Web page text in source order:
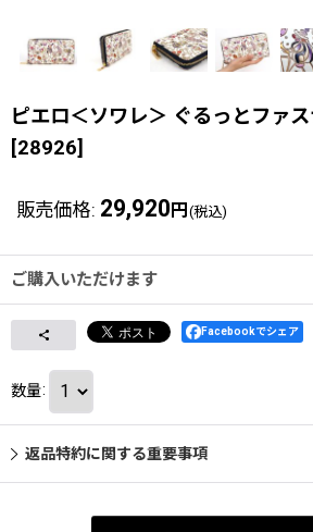
ピエロ＜ソワレ＞ ぐるっとファス
[28926]
販売価格: 29,920 円 (税込)
ご購入いただけます
Facebookでシェア
数量:
返品特約に関する重要事項